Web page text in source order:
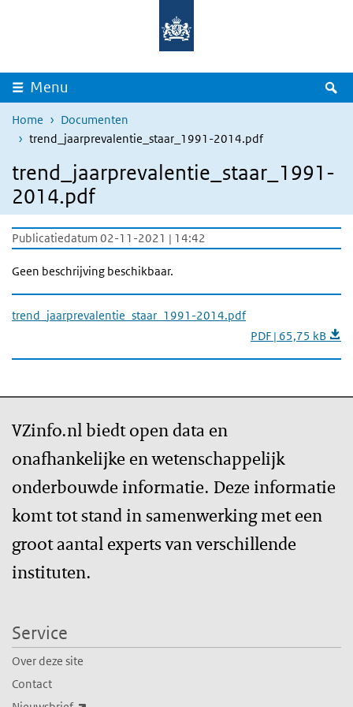
Overslaan en naar de inhoud gaan
Menu
Home
Documenten
trend_jaarprevalentie_staar_1991-2014.pdf
trend_jaarprevalentie_staar_1991-
2014.pdf
Publicatiedatum 02-11-2021 | 14:42
Geen beschrijving beschikbaar.
trend_jaarprevalentie_staar_1991-2014.pdf
PDF | 65,75 kB
VZinfo.nl biedt open data en
onafhankelijke en wetenschappelijk
onderbouwde informatie. Deze informatie
komt tot stand in samenwerking met een
groot aantal experts van verschillende
instituten.
Service
Over deze site
Contact